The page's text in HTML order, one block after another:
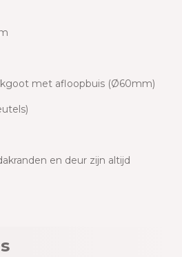
met afloopbuis (Ø60mm)
en deur zijn altijd